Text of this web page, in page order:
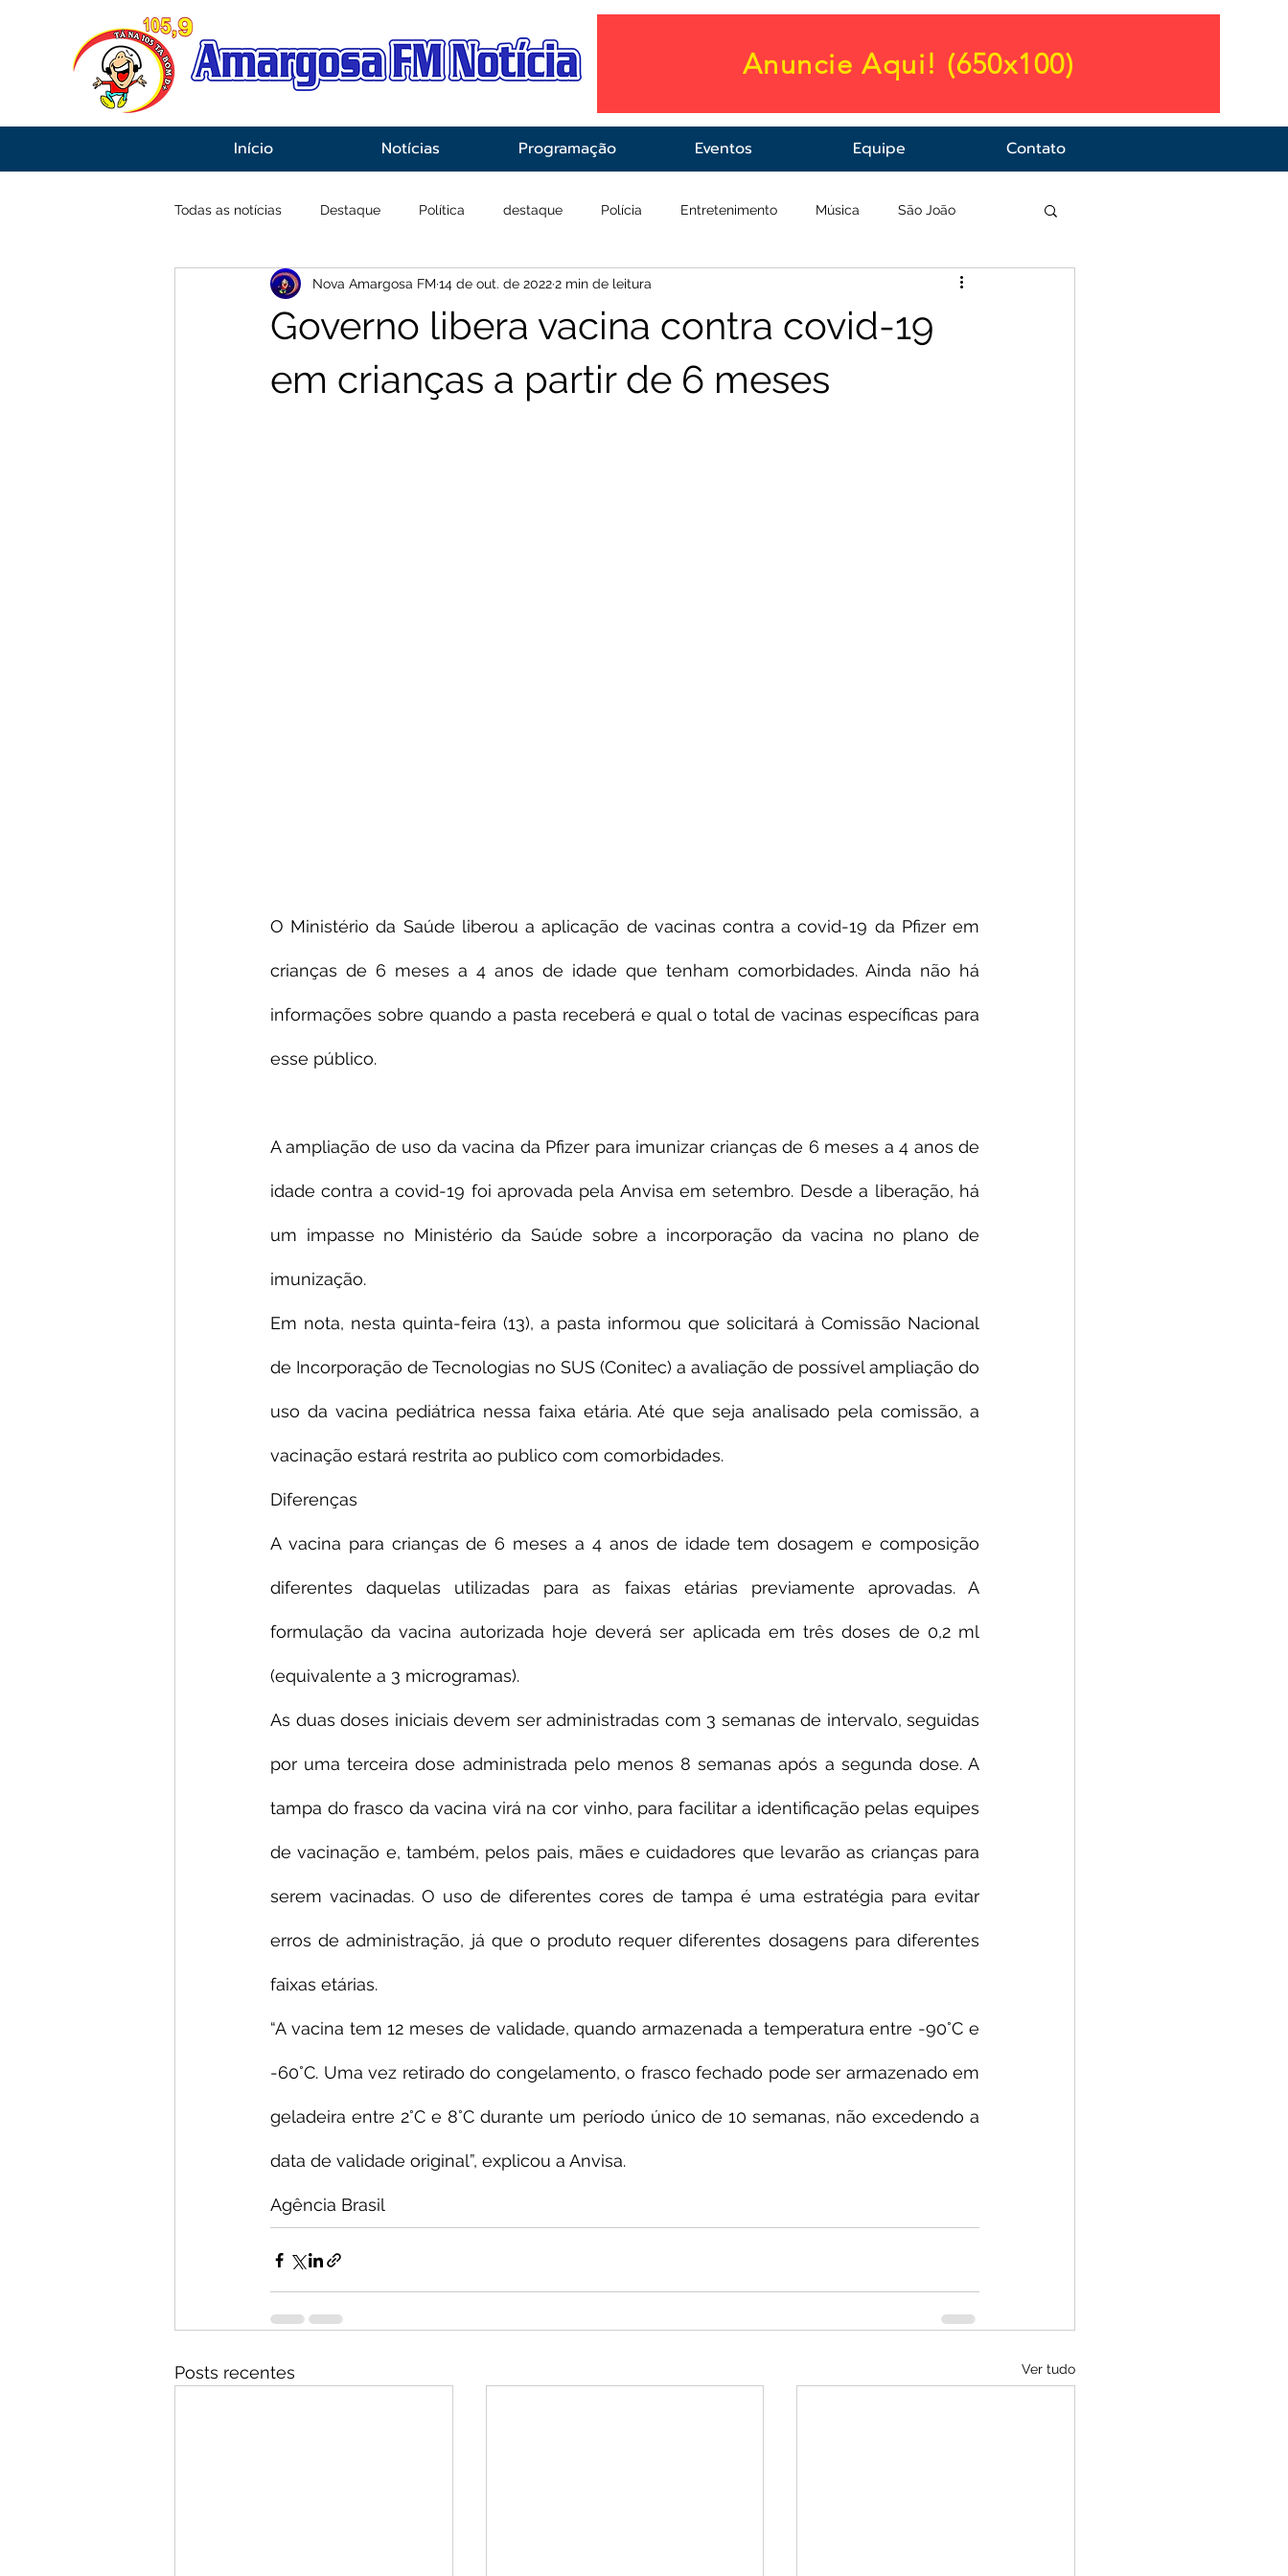
Anuncie Aqui! (650x100)
Início Notícias Programação Eventos Equipe Contato
Todas as notícias Destaque Política destaque Polícia Entretenimento Música São João
Economia Esportes Infraestrutura Saúde
Governo libera vacina contra covid-19
em crianças a partir de 6 meses
Nova Amargosa FM 14 de out. de 20222 min de leitura
O Ministério da Saúde liberou a aplicação de vacinas contra a covid-19 da Pfizer em
crianças de 6 meses a 4 anos de idade que tenham comorbidades. Ainda não há
informações sobre quando a pasta receberá e qual o total de vacinas específicas para
esse público.
A ampliação de uso da vacina da Pfizer para imunizar crianças de 6 meses a 4 anos de
idade contra a covid-19 foi aprovada pela Anvisa em setembro. Desde a liberação, há
um impasse no Ministério da Saúde sobre a incorporação da vacina no plano de
imunização.
Em nota, nesta quinta-feira (13), a pasta informou que solicitará à Comissão Nacional
de Incorporação de Tecnologias no SUS (Conitec) a avaliação de possível ampliação do
uso da vacina pediátrica nessa faixa etária. Até que seja analisado pela comissão, a
vacinação estará restrita ao publico com comorbidades.
Diferenças
A vacina para crianças de 6 meses a 4 anos de idade tem dosagem e composição
diferentes daquelas utilizadas para as faixas etárias previamente aprovadas. A
formulação da vacina autorizada hoje deverá ser aplicada em três doses de 0,2 ml
(equivalente a 3 microgramas).
As duas doses iniciais devem ser administradas com 3 semanas de intervalo, seguidas
por uma terceira dose administrada pelo menos 8 semanas após a segunda dose. A
tampa do frasco da vacina virá na cor vinho, para facilitar a identificação pelas equipes
de vacinação e, também, pelos pais, mães e cuidadores que levarão as crianças para
serem vacinadas. O uso de diferentes cores de tampa é uma estratégia para evitar
erros de administração, já que o produto requer diferentes dosagens para diferentes
faixas etárias.
“A vacina tem 12 meses de validade, quando armazenada a temperatura entre -90°C e
-60°C. Uma vez retirado do congelamento, o frasco fechado pode ser armazenado em
geladeira entre 2°C e 8°C durante um período único de 10 semanas, não excedendo a
data de validade original”, explicou a Anvisa.
Agência Brasil
Posts recentes Ver tudo